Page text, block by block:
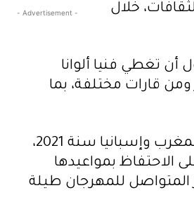
- Advertisement - خلال
تغطي فنيا ألوانا
قارات مختلفة، بما
وأوضح المصدر نفسه أنه بعد سنتين من إنجاز المهرجان بشكل افتراضي تم عقد دورة حضورية بمجموعتين فنيتين من المغرب وإسبانيا سنة 2021،
الاحتفاظ بمواعيدها
المتواصل للمهرجان طيلة